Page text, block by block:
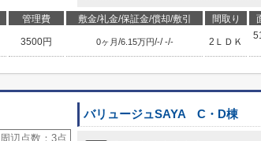
管理費 敷金/礼金/保証金/償却/敷引 間取り
3500円 0ヶ月/6.15万円/-/-/- 2ＬＤＫ
周辺点数： 3点
バリュージュSAYA C・D棟